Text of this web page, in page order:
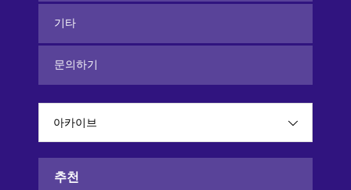
기타
문의하기
아카이브
추천